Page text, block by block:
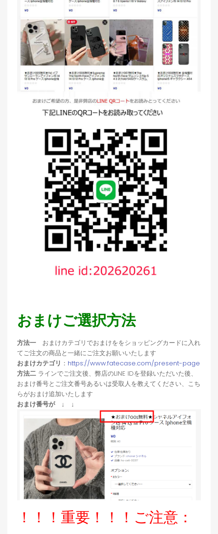
おまけご選択方法
方法一 おまけカテゴリでおまけををショッピングカードに入れ
てご注文の商品と一緒にご注文お願いいたします
おまけカテゴリ ： https://www.fatecase.com/present-page
方法二 ラインでご注文後、弊店のLINE IDを登録いただいた後、
おまけ番号とご注文番号あるいは受取人を教えてください、こち
らがおまけ追加いたします
おまけ番号が ↓ ↓
！！！重要！！！ご注意：